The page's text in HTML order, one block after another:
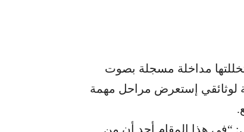
مداخلة مسجلة بصوت
لوثائقي إستعرض مراحل مهمة
“في هذا المقام أجد أن من